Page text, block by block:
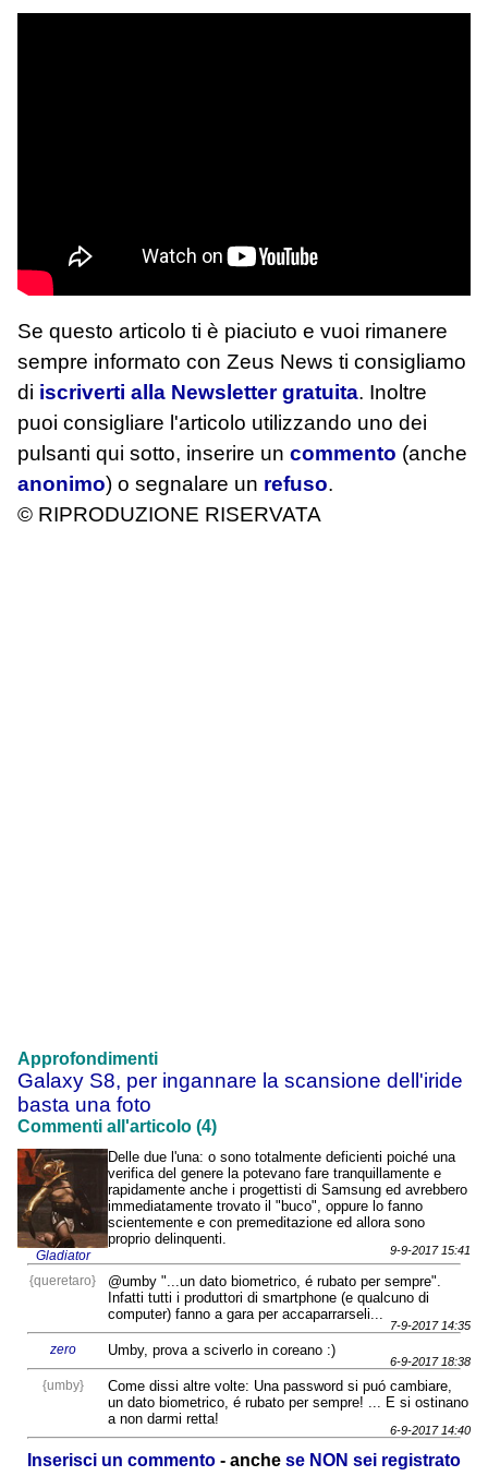
Se questo articolo ti è piaciuto e vuoi rimanere
sempre informato con Zeus News ti consigliamo
di iscriverti alla Newsletter gratuita. Inoltre
puoi consigliare l'articolo utilizzando uno dei
pulsanti qui sotto, inserire un commento (anche
anonimo) o segnalare un refuso.
© RIPRODUZIONE RISERVATA
Approfondimenti
Galaxy S8, per ingannare la scansione dell'iride
basta una foto
Commenti all'articolo (4)
Gladiator
Delle due l'una: o sono totalmente deficienti poiché una
verifica del genere la potevano fare tranquillamente e
rapidamente anche i progettisti di Samsung ed avrebbero
immediatamente trovato il "buco", oppure lo fanno
scientemente e con premeditazione ed allora sono
proprio delinquenti.
9-9-2017 15:41
{queretaro}
@umby "...un dato biometrico, é rubato per sempre".
Infatti tutti i produttori di smartphone (e qualcuno di
computer) fanno a gara per accaparrarseli...
7-9-2017 14:35
zero Umby, prova a sciverlo in coreano :)
6-9-2017 18:38
{umby}
Come dissi altre volte: Una password si puó cambiare,
un dato biometrico, é rubato per sempre! ... E si ostinano
a non darmi retta!
6-9-2017 14:40
Inserisci un commento - anche se NON sei registrato